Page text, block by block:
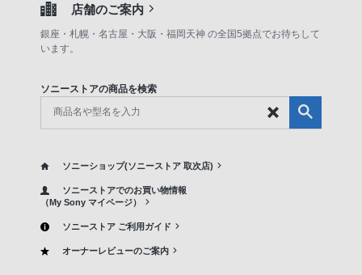
店舗のご案内
銀座・札幌・名古屋・大阪・福岡天神 の全国5拠点でお待ちして
います。
ソニーストアの商品を検索
ソニーショップ(ソニーストア 取次店)
ソニーストアでのお買い物情報
（My Sony マイページ）
ソニーストア ご利用ガイド
オーナーレビューのご案内